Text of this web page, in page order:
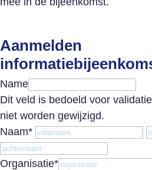
Aanmelden
Name
Dit veld is bedoeld voor
niet worden gewijzigd.
Naam*
Organisatie*